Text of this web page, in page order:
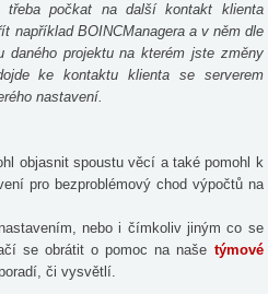
počkat na další kontakt klienta
například BOINCManagera a v něm dle
daného projektu na kterém jste změny
ke kontaktu klienta se serverem
nastavení.
objasnit spoustu věcí a také pomohl k
pro bezproblémový chod výpočtů na
nebo i čímkoliv jiným co se
se obrátit o pomoc na naše týmové
či vysvětlí.